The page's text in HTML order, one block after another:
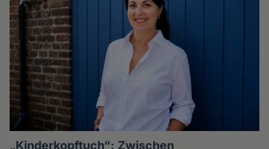
„Kinderkopftuch“: Zwischen